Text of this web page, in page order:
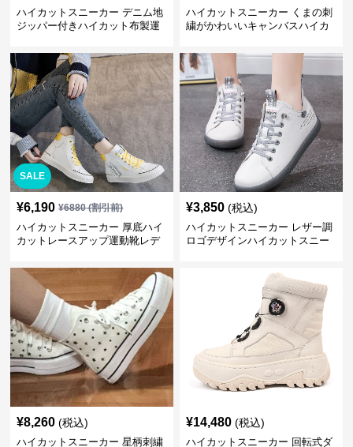
ハイカットスニーカー デニム地
ジッパー付きハイカット布製運
ハイカットスニーカー くまの刺
繍がかわいいキャンバスハイカ
SALE
¥6,190 ¥6880(割引前)
ハイカットスニーカー 厚底ハイ
カットレースアップ運動靴レデ
¥3,850 (税込)
ハイカットスニーカー レザー調
ロゴデザインハイカットスニー
¥8,260 (税込)
ハイカットスニーカー 星柄刺繍
¥14,480 (税込)
ハイカットスニーカー 回転式ダ